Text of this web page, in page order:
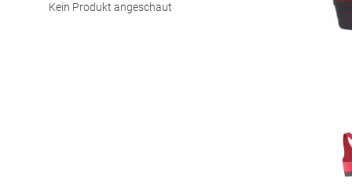
Kein Produkt angeschaut